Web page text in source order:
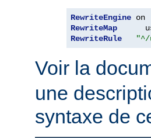
RewriteEngine
RewriteMap
RewriteRule
Voir la
une
syntaxe de